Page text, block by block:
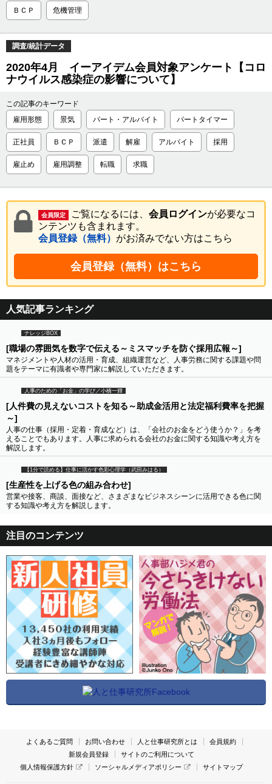
ＢＣＰ
危機管理
調査/統計データ
2020年4月 イーアイデム会員対象アンケート【コロ
ナウイルス感染症の影響について】
この記事のキーワード
雇用形態
景気 パート・アルバイト パートタイマー
正社員 ＢＣＰ 派遣 解雇 アルバイト 採用
雇止め 雇用調整 転職 求職
会員限定 ご覧になるには、 会員ログインが必要なコ
ンテンツも含まれます。
会員登録（無料） がお済みでない方はこちら
会員登録（無料）はこちら
人気記事ランキング
ナレッジBOX
[職場の雰囲気を数字で伝える～ミスマッチを防ぐ採用広報～]
マネジメントや人材の活用・育成、組織運営など、人事労務に関する課題や問
題をテーマに有識者や専門家に解説していただきます。
人事のための「お金」の学び／小橋一輝
[人件費の見えないコストを知る～助成金活用と法定福利費率を把握
～]
人事の仕事（採用・定着・育成など）は、「会社のお金をどう使うか？」を考
えることでもあります。人事に求められる会社のお金に関する知識や考え方を
解説します。
【1分で読める】仕事に活かす色彩心理学（武田みはる）
[生産性を上げる色の組み合わせ]
営業や接客、商談、面接など、さまざまなビジネスシーンに活用できる色に関
する知識や考え方を解説します。
注目のコンテンツ
よくあるご質問 お問い合わせ 人と仕事研究所とは
会員規約
新規会員登録
サイトのご利用について
個人情報保護方針
ソーシャルメディアポリシー サイトマップ